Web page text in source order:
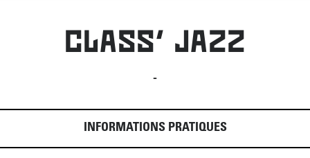
CLASS' JAZZ
-
INFORMATIONS PRATIQUES